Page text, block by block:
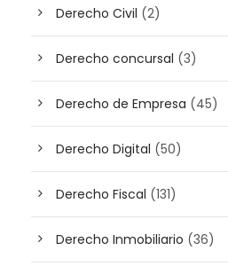
Derecho Civil (2)
Derecho concursal (3)
Derecho de Empresa (45)
Derecho Digital (50)
Derecho Fiscal (131)
Derecho Inmobiliario (36)